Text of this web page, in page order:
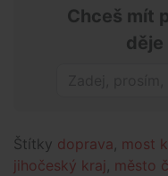
Chceš mít
děje
Štítky doprava, most
jihočeský kraj , město